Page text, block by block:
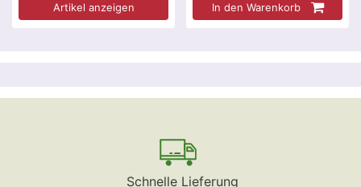
Artikel anzeigen In den Warenkorb
Schnelle Lieferung